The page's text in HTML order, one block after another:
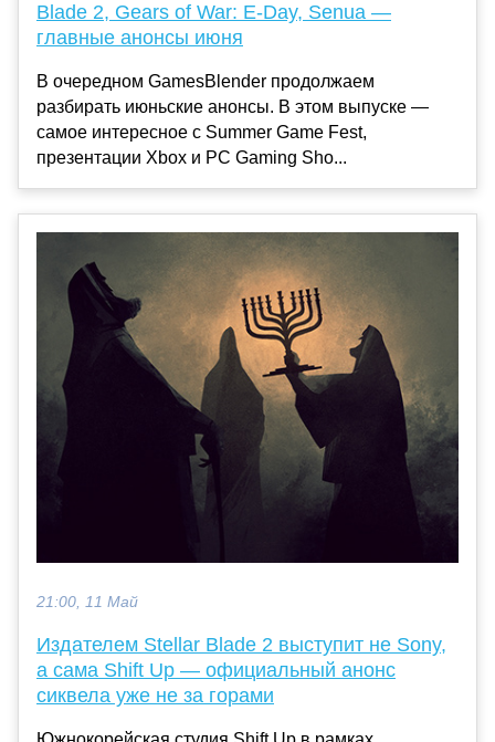
Blade 2, Gears of War: E-Day, Senua —
главные анонсы июня
В очередном GamesBlender продолжаем
разбирать июньские анонсы. В этом выпуске —
самое интересное с Summer Game Fest,
презентации Xbox и PC Gaming Sho...
21:00, 11 Май
Издателем Stellar Blade 2 выступит не Sony,
а сама Shift Up — официальный анонс
сиквела уже не за горами